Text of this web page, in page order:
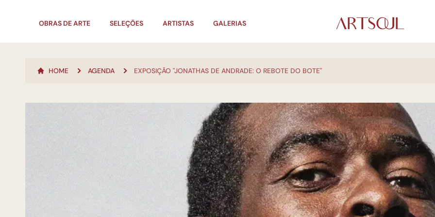
OBRAS DE ARTE SELEÇÕES ARTISTAS GALERIAS
HOME AGENDA EXPOSIÇÃO "JONATHAS DE ANDRADE: O REBOTE DO BOTE"